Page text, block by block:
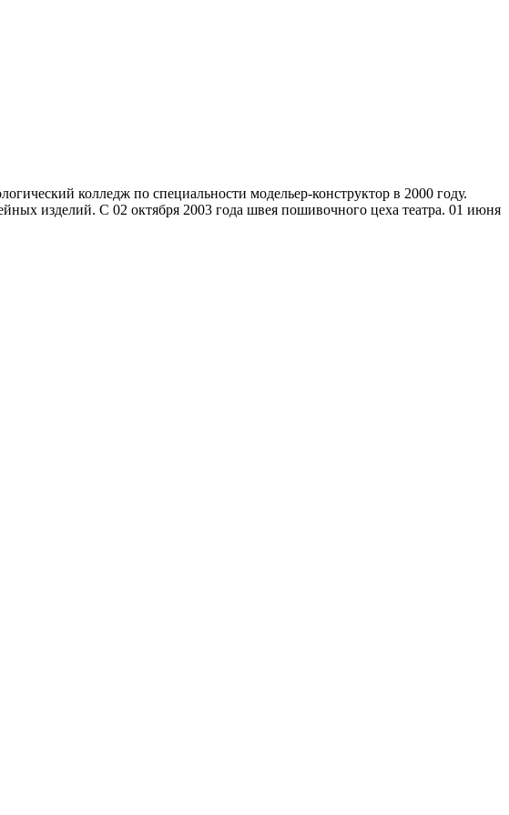
колледж по специальности модельер-конструктор в 2000 году.
изделий. С 02 октября 2003 года швея пошивочного цеха театра. 01 июня